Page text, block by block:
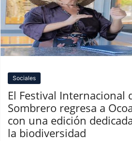
Sociales
El Festival Internacional
Sombrero regresa a
con una edición
la biodiversidad